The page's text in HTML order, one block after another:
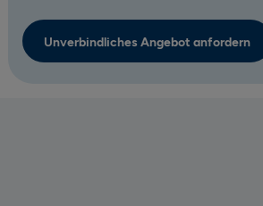
Unverbindliches Angebot anfordern